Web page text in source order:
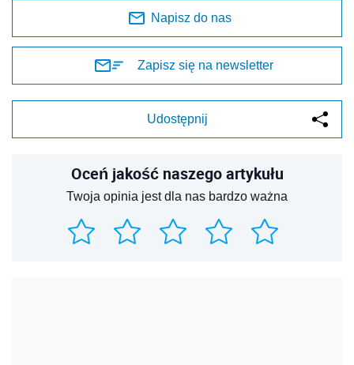
Napisz do nas
Zapisz się na newsletter
Udostępnij
Oceń jakość naszego artykułu
Twoja opinia jest dla nas bardzo ważna